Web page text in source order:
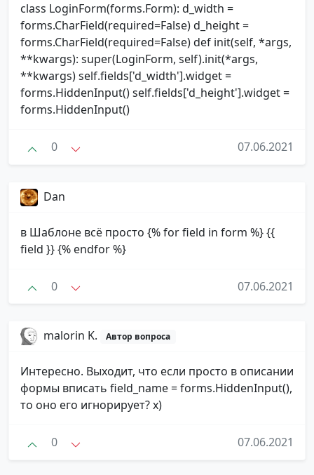
class LoginForm(forms.Form): d_width =
forms.CharField(required=False) d_height =
forms.CharField(required=False) def init(self, *args,
**kwargs): super(LoginForm, self).init(*args,
**kwargs) self.fields['d_width'].widget =
forms.HiddenInput() self.fields['d_height'].widget =
forms.HiddenInput()
0 07.06.2021
Dan
в Шаблоне всё просто {% for field in form %} {{
field }} {% endfor %}
0 07.06.2021
malorin K. Автор вопроса
Интересно. Выходит, что если просто в описании
формы вписать field_name = forms.HiddenInput(),
то оно его игнорирует? х)
0 07.06.2021